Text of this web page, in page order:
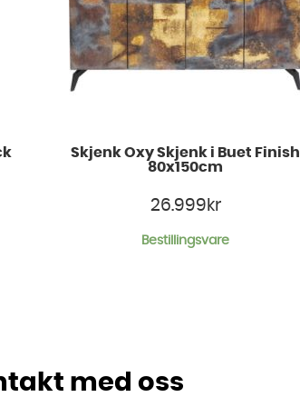
Skjenk Oxy Skjenk i Buet Finish
80x150cm
26.999 kr
Bestillingsvare
med oss